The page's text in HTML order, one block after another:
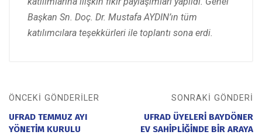
Başkan Sn. Doç. Dr. Mustafa AYDIN’ın tüm
katılımcılara teşekkürleri ile toplantı sona erdi.
ÖNCEKI GÖNDERILER
UFRAD TEMMUZ AYI
YÖNETİM KURULU
SONRAKI GÖNDERI
UFRAD ÜYELERİ BAYDÖNER
EV SAHİPLİĞİNDE BİR ARAYA